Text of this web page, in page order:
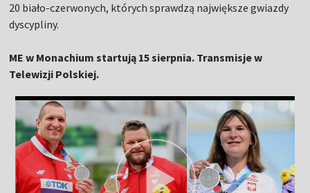
20 biało-czerwonych, których sprawdzą największe gwiazdy
dyscypliny.
ME w Monachium startują 15 sierpnia. Transmisje w
Telewizji Polskiej.